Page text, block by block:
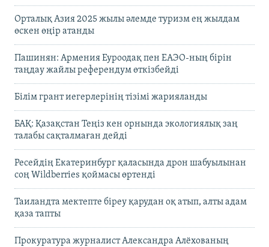
Орталық Азия 2025 жылы әлемде туризм ең жылдам
өскен өңір атанды
Пашинян: Армения Еуроодақ пен ЕАЭО-ның бірін
таңдау жайлы референдум өткізбейді
Білім грант иегерлерінің тізімі жарияланды
БАҚ: Қазақстан Теңіз кен орнында экологиялық заң
талабы сақталмаған дейді
Ресейдің Екатеринбург қаласында дрон шабуылынан
соң Wildberries қоймасы өртенді
Таиландта мектепте біреу қарудан оқ атып, алты адам
қаза тапты
Прокуратура журналист Александра Алёхованың